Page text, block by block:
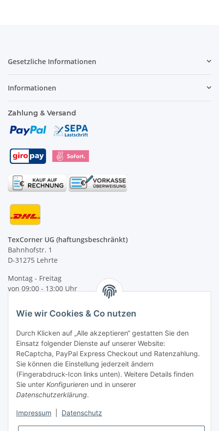
Gesetzliche Informationen
Informationen
Zahlung & Versand
TexCorner UG (haftungsbeschränkt)
Bahnhofstr. 1
D-31275 Lehrte
Montag - Freitag
von 09:00 - 13:00 Uhr
Tel: +49 (0) 5132 8230689
E-Mail:mail@texcorner.de
Wie wir Cookies & Co nutzen
Durch Klicken auf „Alle akzeptieren“ gestatten Sie den
Einsatz folgender Dienste auf unserer Website:
ReCaptcha, PayPal Express Checkout und Ratenzahlung.
Sie können die Einstellung jederzeit ändern
(Fingerabdruck-Icon links unten). Weitere Details finden
Sie unter Konfigurieren und in unserer
Datenschutzerklärung.
Impressum Datenschutz